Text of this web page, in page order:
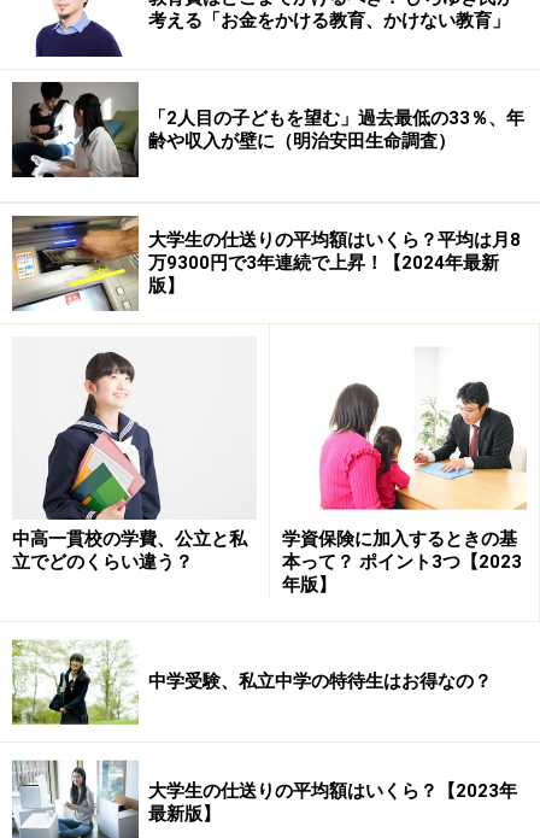
考える「お金をかける教育、かけない教育」
「2人目の子どもを望む」過去最低の33％、年
齢や収入が壁に（明治安田生命調査）
大学生の仕送りの平均額はいくら？平均は月8
万9300円で3年連続で上昇！【2024年最新
版】
中高一貫校の学費、公立と私
立でどのくらい違う？
学資保険に加入するときの基
本って？ ポイント3つ【2023
年版】
中学受験、私立中学の特待生はお得なの？
大学生の仕送りの平均額はいくら？【2023年
最新版】